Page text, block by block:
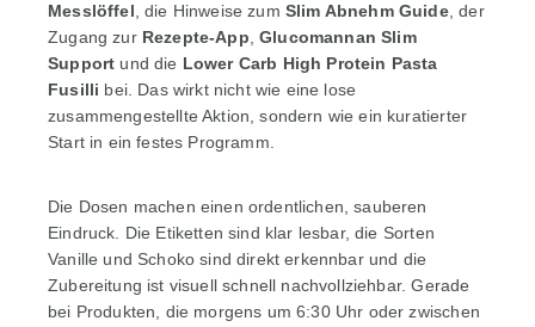
Messlöffel , die Hinweise zum Slim Abnehm Guide, der
Zugang zur Rezepte-App ,Glucomannan Slim
Support und die Lower Carb High Protein Pasta
Fusilli bei. Das wirkt nicht wie eine lose
zusammengestellte Aktion, sondern wie ein kuratierter
Start in ein festes Programm.
Die Dosen machen einen ordentlichen, sauberen
Eindruck. Die Etiketten sind klar lesbar, die Sorten
Vanille und Schoko sind direkt erkennbar und die
Zubereitung ist visuell schnell nachvollziehbar. Gerade
bei Produkten, die morgens um 6:30 Uhr oder zwischen